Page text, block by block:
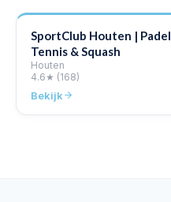
SportClub Houten | Padel,
Tennis & Squash
Houten
4.6★ (168)
Bekijk